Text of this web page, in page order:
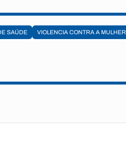
SAÚDE VIOLENCIA CONTRA A MULHER